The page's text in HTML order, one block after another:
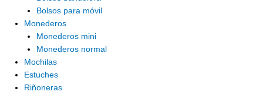
Bolsos para móvil
Monederos
Monederos mini
Monederos normal
Mochilas
Estuches
Riñoneras